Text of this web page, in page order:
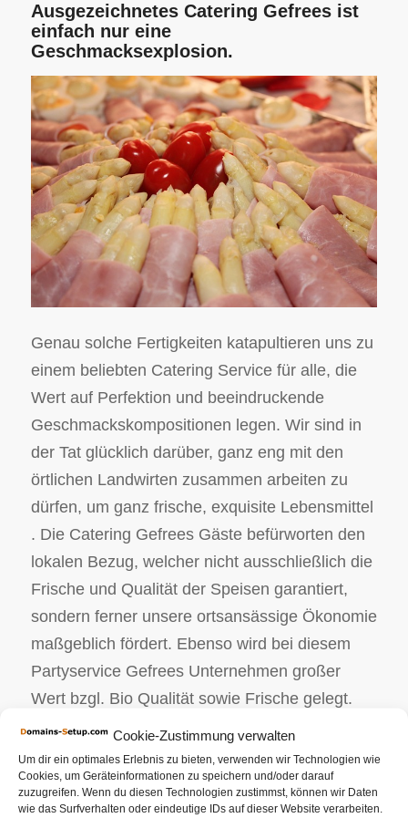
Cookie-Zustimmung verwalten
Um dir ein optimales Erlebnis zu bieten, verwenden wir Technologien wie
Cookies, um Geräteinformationen zu speichern und/oder darauf
zuzugreifen. Wenn du diesen Technologien zustimmst, können wir Daten
wie das Surfverhalten oder eindeutige IDs auf dieser Website verarbeiten.
Ausgezeichnetes Catering Gefrees ist
einfach nur eine
Geschmacksexplosion.
Genau solche Fertigkeiten katapultieren uns zu
einem beliebten Catering Service für alle, die
Wert auf Perfektion und beeindruckende
Geschmackskompositionen legen. Wir sind in
der Tat glücklich darüber, ganz eng mit den
örtlichen Landwirten zusammen arbeiten zu
dürfen, um ganz frische, exquisite Lebensmittel
. Die Catering Gefrees Gäste befürworten den
lokalen Bezug, welcher nicht ausschließlich die
Frische und Qualität der Speisen garantiert,
sondern ferner unsere ortsansässige Ökonomie
maßgeblich fördert. Ebenso wird bei diesem
Partyservice Gefrees Unternehmen großer
Wert bzgl. Bio Qualität sowie Frische gelegt.
Die ganzen naturbelassenen Erzeugnisse
wurden sorgfältig ausgewählt und kommen von
linientreuen Landwirten. Wir als Ihr
Partyservice erarbeiten Ihr persönliches